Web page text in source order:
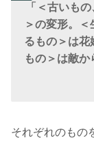
「＜古いも
＞の変形。
るもの＞は花
もの＞は敵か
それぞれのもの